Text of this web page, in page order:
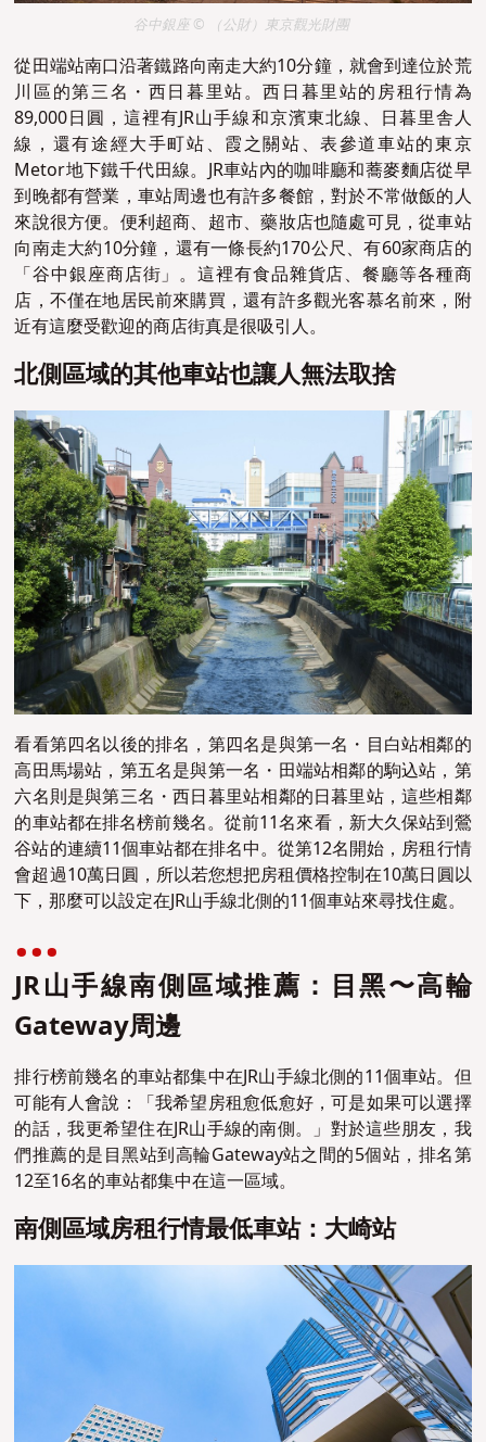
谷中銀座 © （公財）東京觀光財團
從田端站南口沿著鐵路向南走大約10分鐘，就會到達位於荒
川區的第三名・西日暮里站。西日暮里站的房租行情為
89,000日圓，這裡有JR山手線和京濱東北線、日暮里舎人
線，還有途經大手町站、霞之關站、表參道車站的東京
Metor地下鐵千代田線。JR車站內的咖啡廳和蕎麥麵店從早
到晚都有營業，車站周邊也有許多餐館，對於不常做飯的人
來說很方便。便利超商、超市、藥妝店也隨處可見，從車站
向南走大約10分鐘，還有一條長約170公尺、有60家商店的
「谷中銀座商店街」。這裡有食品雜貨店、餐廳等各種商
店，不僅在地居民前來購買，還有許多觀光客慕名前來，附
近有這麼受歡迎的商店街真是很吸引人。
北側區域的其他車站也讓人無法取捨
看看第四名以後的排名，第四名是與第一名・目白站相鄰的
高田馬場站，第五名是與第一名・田端站相鄰的駒込站，第
六名則是與第三名・西日暮里站相鄰的日暮里站，這些相鄰
的車站都在排名榜前幾名。從前11名來看，新大久保站到鶯
谷站的連續11個車站都在排名中。從第12名開始，房租行情
會超過10萬日圓，所以若您想把房租價格控制在10萬日圓以
下，那麼可以設定在JR山手線北側的11個車站來尋找住處。
JR山手線南側區域推薦：目黑〜高輪
Gateway周邊
排行榜前幾名的車站都集中在JR山手線北側的11個車站。但
可能有人會說：「我希望房租愈低愈好，可是如果可以選擇
的話，我更希望住在JR山手線的南側。」對於這些朋友，我
們推薦的是目黑站到高輪Gateway站之間的5個站，排名第
12至16名的車站都集中在這一區域。
南側區域房租行情最低車站：大崎站